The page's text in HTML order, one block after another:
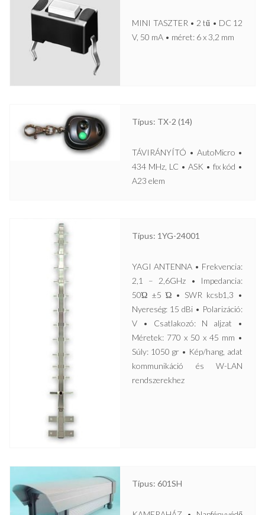
MINI TASZTER • 2 tű • DC 12
V, 50 mA • méret: 6 x 3,2 mm
Típus: TX-2 (14)
TÁVIRÁNYÍTÓ • AutoMicro •
434 MHz, LC • ASK • fix kód •
A23 elem
Típus: 1YG-24001
YAGI ANTENNA • Frekvencia:
2,1 – 2,6GHz • Impedancia:
50Ώ ±5 Ώ • SWR kcsb1,3 •
Nyereség: 15 dBi • Polarizáció:
V • Csatlakozó: N aljzat •
Méretek: 770 x 50 x 45 mm •
Súly: 1050 gr • Kép/hang, adat
kommunikáció és W-LAN
rendszerekhez
Típus: 601SH